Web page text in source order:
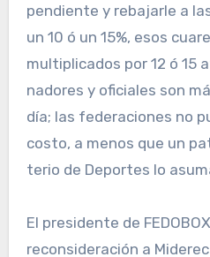
pendiente y rebajarle a
un 10 ó un 15%, esos
multiplicados por 12 ó
nadores y oficiales son
día; las fe­deraciones no
costo, a menos que un
terio de Deportes lo
El presidente de
reconsidera­ción a